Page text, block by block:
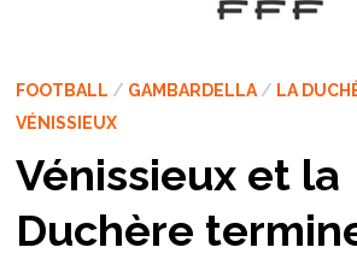
FOOTBALL / GAMBARDELLA/ LA
VÉNISSIEUX
Vénissieux et la
Duchère